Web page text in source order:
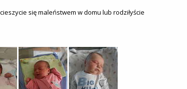
się maleństwem w domu lub rodziłyście